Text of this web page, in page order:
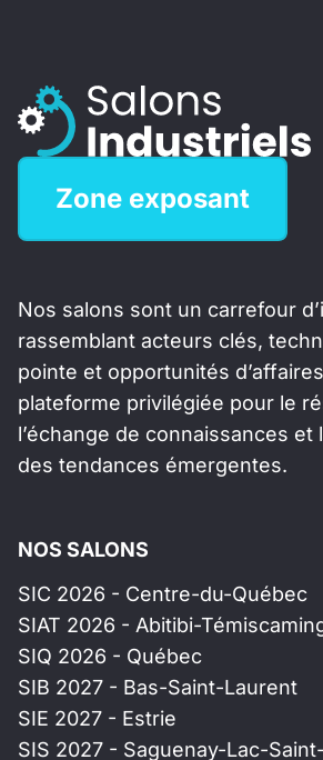
Zone exposant
Nos salons sont un carrefour
rassemblant acteurs clés,
pointe et opportunités
plateforme privilégiée pour le
l’échange de connaissances et
des tendances émergentes.
NOS SALONS
SIC 2026 - Centre-du-Québec
SIAT 2026 - Abitibi-
SIQ 2026 - Québec
SIB 2027 - Bas-Saint-Laurent
SIE 2027 - Estrie
SIS 2027 - Saguenay-Lac-